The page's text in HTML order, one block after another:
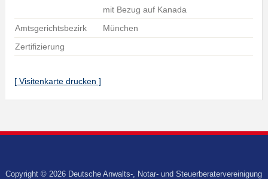
mit Bezug auf Kanada
Amtsgerichtsbezirk
München
Zertifizierung
[ Visitenkarte drucken ]
Copyright © 2026 Deutsche Anwalts-, Notar- und Steuerberatervereinigung